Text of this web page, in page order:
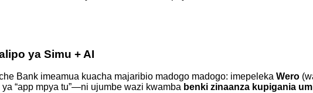
ya Simu + AI
Bank imeamua kuacha majaribio madogo madogo: imepeleka Wero
“app mpya tu”—ni ujumbe wazi kwamba benki zinaanza kupigania